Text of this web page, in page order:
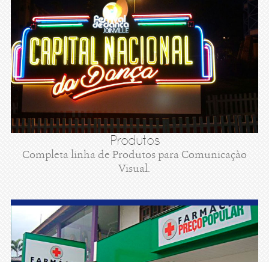
Produtos
Completa linha de Produtos para Comunicaçào
Visual.